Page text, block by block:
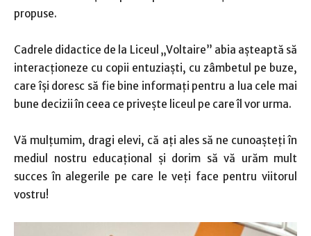
propuse.
Cadrele didactice de la Liceul „Voltaire” abia aşteaptă să
interacţioneze cu copii entuziaşti, cu zâmbetul pe buze,
care îşi doresc să fie bine informaţi pentru a lua cele mai
bune decizii în ceea ce priveşte liceul pe care îl vor urma.
Vă mulţumim, dragi elevi, că aţi ales să ne cunoaşteţi în
mediul nostru educaţional şi dorim să vă urăm mult
succes în alegerile pe care le veţi face pentru viitorul
vostru!